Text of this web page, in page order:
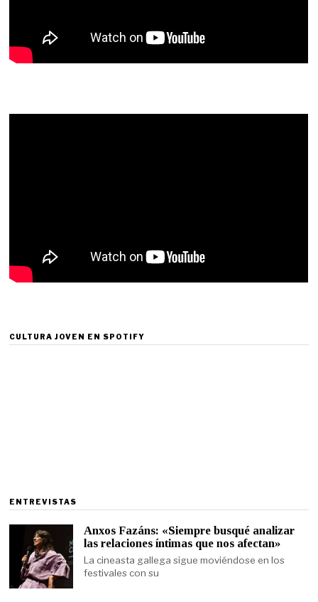
CULTURA JOVEN EN SPOTIFY
ENTREVISTAS
Anxos Fazáns: «Siempre busqué analizar
las relaciones íntimas que nos afectan»
La cineasta gallega sigue moviéndose en los
festivales con su